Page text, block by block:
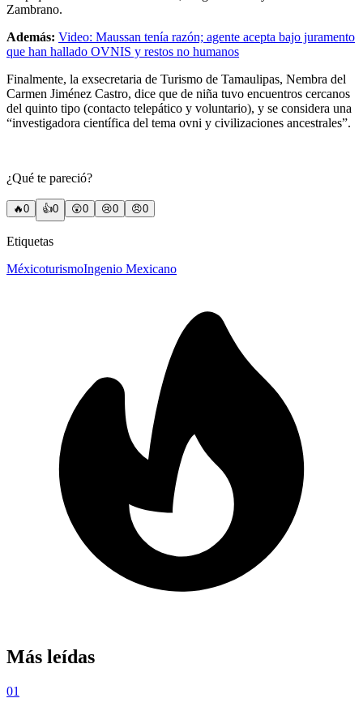
Zambrano.
Además: Video: Maussan tenía razón; agente acepta bajo juramento
que han hallado OVNIS y restos no humanos
Finalmente, la exsecretaria de Turismo de Tamaulipas, Nembra del
Carmen Jiménez Castro, dice que de niña tuvo encuentros cercanos
del quinto tipo (contacto telepático y voluntario), y se considera una
“investigadora científica del tema ovni y civilizaciones ancestrales”.
¿Qué te pareció?
🔥0 👍0 😲0 😢0 😠0
Etiquetas
MéxicoturismoIngenio Mexicano
Más leídas
01